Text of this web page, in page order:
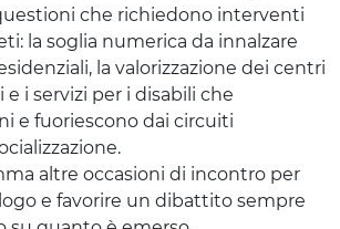
che richiedono interventi
la soglia numerica da innalzare
la valorizzazione dei centri
i servizi per i disabili che
e fuoriescono dai circuiti
altre occasioni di incontro per
e favorire un dibattito sempre